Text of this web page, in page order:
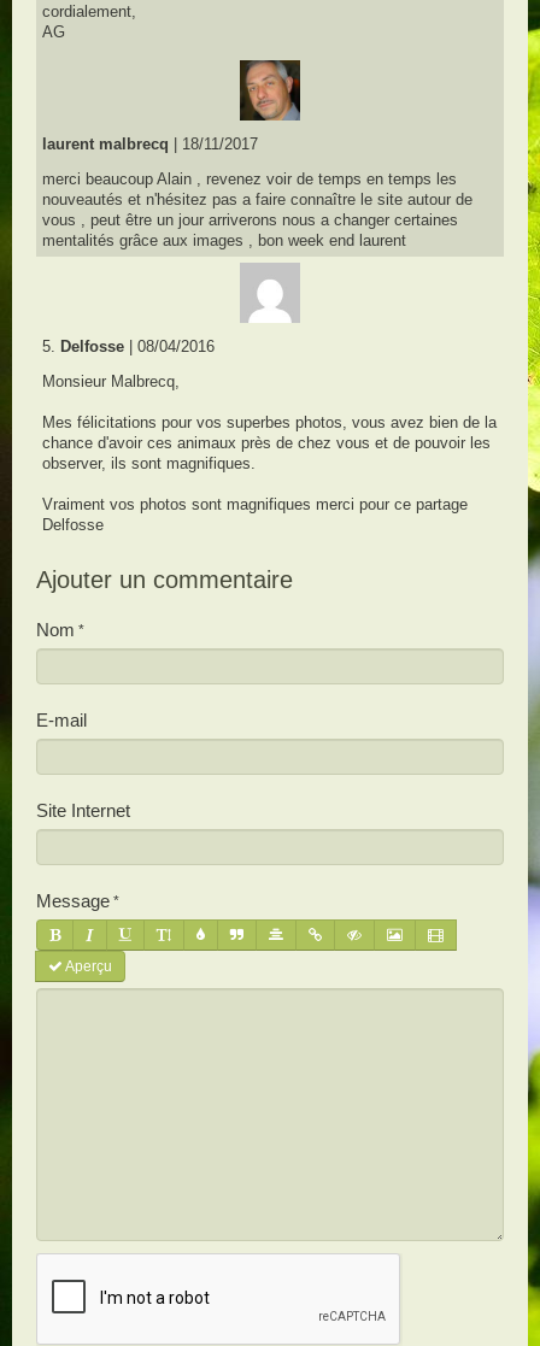
cordialement,
AG
laurent malbrecq
| 18/11/2017
merci beaucoup Alain , revenez voir de temps en temps les
nouveautés et n'hésitez pas a faire connaître le site autour de
vous , peut être un jour arriverons nous a changer certaines
mentalités grâce aux images , bon week end laurent
5. Delfosse
| 08/04/2016
Monsieur Malbrecq,
Mes félicitations pour vos superbes photos, vous avez bien de la
chance d'avoir ces animaux près de chez vous et de pouvoir les
observer, ils sont magnifiques.
Vraiment vos photos sont magnifiques merci pour ce partage
Delfosse
Ajouter un commentaire
Nom
E-mail
Site Internet
Message
Aperçu